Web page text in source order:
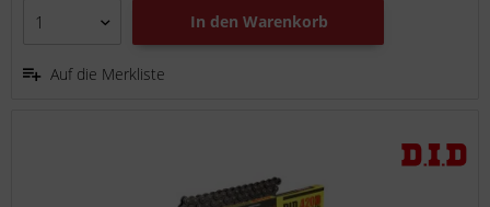
In den Warenkorb
Auf die Merkliste